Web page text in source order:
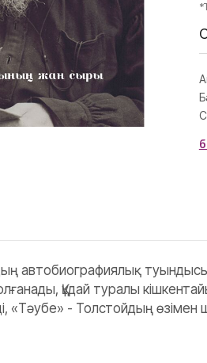
туындысы
Құдай туралы
- Толстойдың өзімен